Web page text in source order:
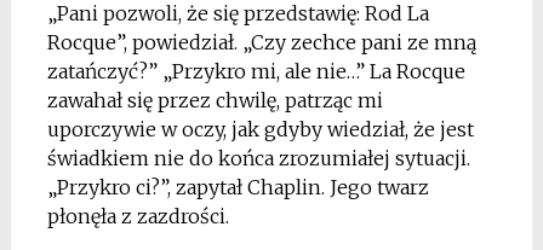
„Pani pozwoli, że się przedstawię: Rod La
Rocque”, powiedział. „Czy zechce pani ze mną
zatańczyć?” „Przykro mi, ale nie…” La Rocque
zawahał się przez chwilę, patrząc mi
uporczywie w oczy, jak gdyby wiedział, że jest
świadkiem nie do końca zrozumiałej sytuacji.
„Przykro ci?”, zapytał Chaplin. Jego twarz
płonęła z zazdrości.